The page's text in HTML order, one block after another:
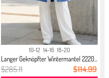
10-12 14-16 18-20
Langer Geknöpfter Wintermantel 2220...
$285.11 $114.99